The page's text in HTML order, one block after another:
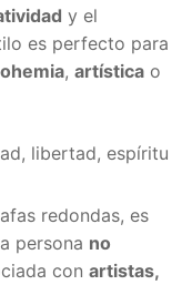
y el
es perfecto para
, artística o
libertad, espíritu
redondas, es
persona no
con artistas,